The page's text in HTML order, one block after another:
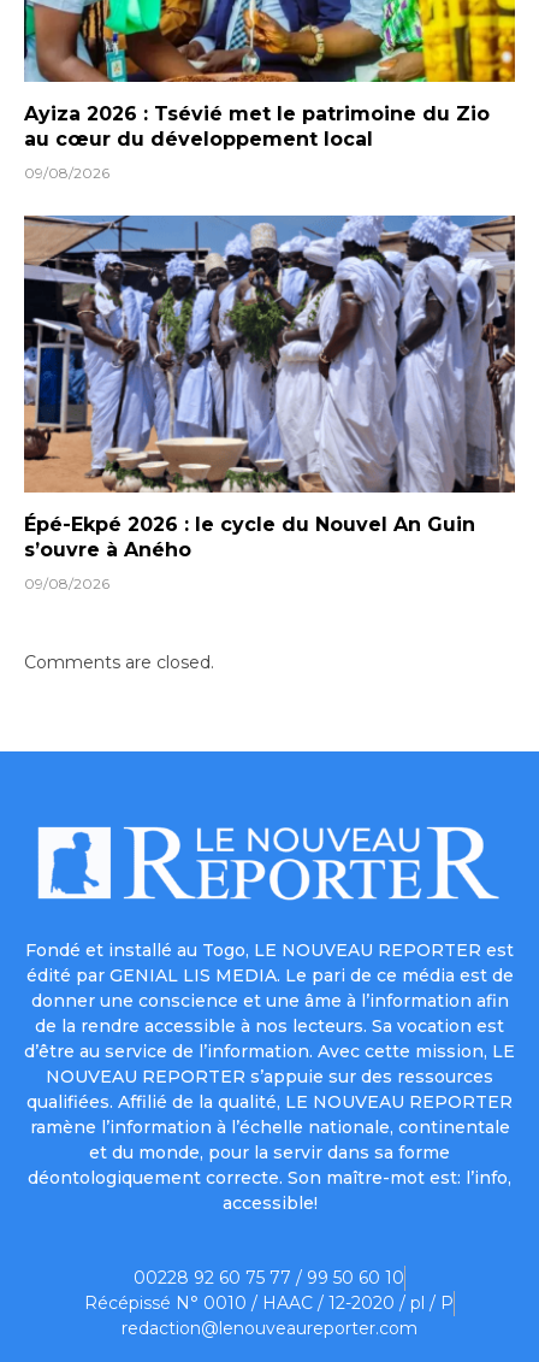
Ayiza 2026 : Tsévié met le patrimoine du Zio
au cœur du développement local
09/08/2026
Épé-Ekpé 2026 : le cycle du Nouvel An Guin
s’ouvre à Aného
09/08/2026
Comments are closed.
Fondé et installé au Togo, LE NOUVEAU REPORTER est
édité par GENIAL LIS MEDIA. Le pari de ce média est de
donner une conscience et une âme à l’information afin
de la rendre accessible à nos lecteurs. Sa vocation est
d’être au service de l’information. Avec cette mission, LE
NOUVEAU REPORTER s’appuie sur des ressources
qualifiées. Affilié de la qualité, LE NOUVEAU REPORTER
ramène l’information à l’échelle nationale, continentale
et du monde, pour la servir dans sa forme
déontologiquement correcte. Son maître-mot est: l’info,
accessible!
00228 92 60 75 77 / 99 50 60 10
Récépissé N° 0010 / HAAC / 12-2020 / pl / P
redaction@lenouveaureporter.com